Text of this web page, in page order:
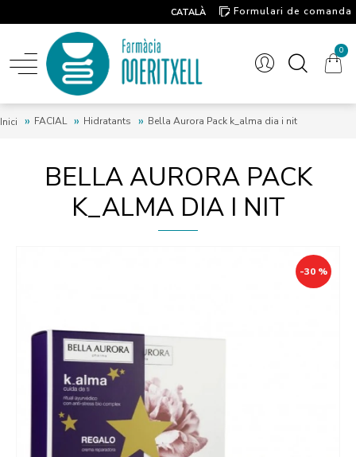
CATALÀ
Formulari de comanda
0
Inici FACIAL Hidratants Bella Aurora Pack k_alma dia i nit
BELLA AURORA PACK
K_ALMA DIA I NIT
-30 %